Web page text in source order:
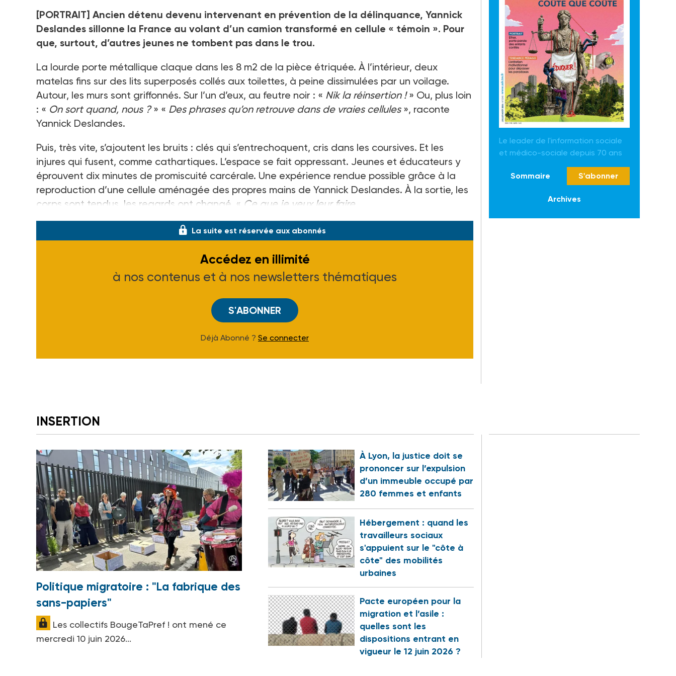
[PORTRAIT] Ancien détenu devenu intervenant en prévention de la délinquance, Yannick
Deslandes sillonne la France au volant d’un camion transformé en cellule « témoin ». Pour
que, surtout, d’autres jeunes ne tombent pas dans le trou.
La lourde porte métallique claque dans les 8 m2 de la pièce étriquée. À l’intérieur, deux
matelas fins sur des lits superposés collés aux toilettes, à peine dissimulées par un voilage.
Autour, les murs sont griffonnés. Sur l’un d’eux, au feutre noir : « Nik la réinsertion !» Ou, plus loin
: « On sort quand, nous ?» « Des phrases qu’on retrouve dans de vraies cellules», raconte
Yannick Deslandes.
Puis, très vite, s’ajoutent les bruits : clés qui s’entrechoquent, cris dans les coursives. Et les
injures qui fusent, comme cathartiques. L’espace se fait oppressant. Jeunes et éducateurs y
éprouvent dix minutes de promiscuité carcérale. Une expérience rendue possible grâce à la
reproduction d’une cellule aménagée des propres mains de Yannick Deslandes. À la sortie, les
corps sont tendus, les regards ont changé. « Ce que je veux leur faire
La suite est réservée aux abonnés
Accédez en illimité
à nos contenus et à nos newsletters thématiques
S'ABONNER
Déjà Abonné ? Se connecter
Le leader de l'information sociale
et médico-sociale depuis 70 ans
Sommaire S'abonner
Archives
INSERTION
Politique migratoire : "La fabrique des
sans-papiers"
Les collectifs BougeTaPref ! ont mené ce
mercredi 10 juin 2026...
À Lyon, la justice doit se
prononcer sur l’expulsion
d’un immeuble occupé par
280 femmes et enfants
Hébergement : quand les
travailleurs sociaux
s'appuient sur le "côte à
côte" des mobilités
urbaines
Pacte européen pour la
migration et l’asile :
quelles sont les
dispositions entrant en
vigueur le 12 juin 2026 ?